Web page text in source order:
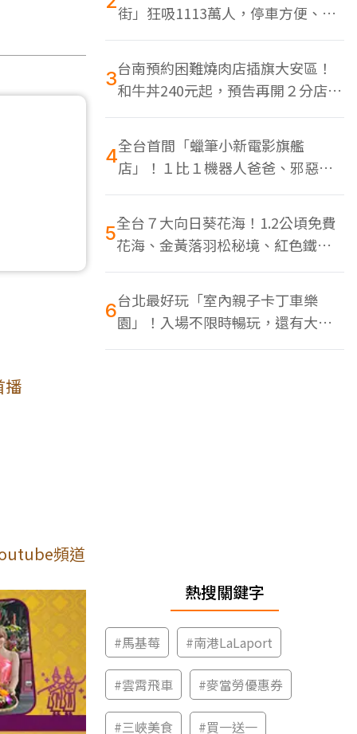
播
頻道
街」狂吸1113萬人，停車方便、特
色美食多
3台南預約困難燒肉店插旗大安區！
和牛丼240元起，預告再開２分店、
地點曝光
4全台首間「蠟筆小新電影旗艦
店」！１比１機器人爸爸、邪惡正
男，百款周邊買翻
5全台７大向日葵花海！1.2公頃免費
花海、金黃落羽松秘境、紅色鐵橋
同框
6台北最好玩「室內親子卡丁車樂
園」！入場不限時暢玩，還有大螢
幕Switch遊戲區
熱搜關鍵字
#馬基莓 #南港LaLaport
#雲霄飛車 #麥當勞優惠券
#三峽美食 #買一送一